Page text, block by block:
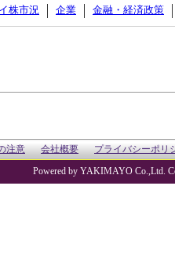
株市況 企業 金融・経済政策
注意 会社概要 プライバシーポリ
Powered by YAKIMAYO Co.,Ltd.